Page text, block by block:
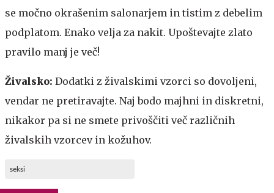
se močno okrašenim salonarjem in tistim z debelim
podplatom. Enako velja za nakit. Upoštevajte zlato
pravilo manj je več!
Živalsko: Dodatki z živalskimi vzorci so dovoljeni,
vendar ne pretiravajte. Naj bodo majhni in diskretni,
nikakor pa si ne smete privoščiti več različnih
živalskih vzorcev in kožuhov.
seksi